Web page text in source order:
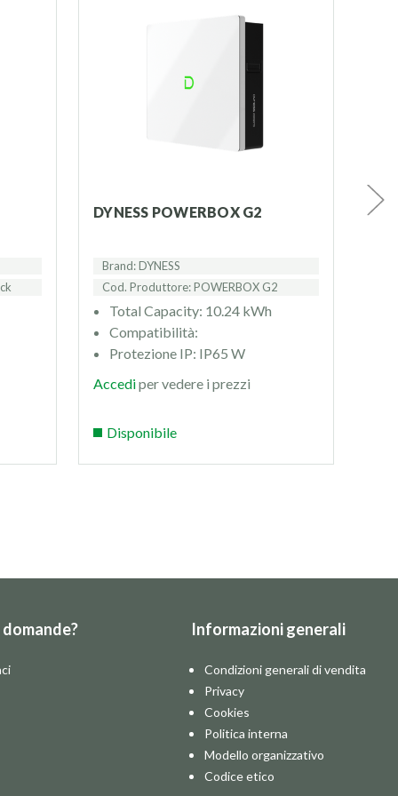
DYNESS POWERBOX G2
Brand: DYNESS
Cod. Produttore: POWERBOX G2
Total Capacity: 10.24 kWh
Compatibilità:
Protezione IP: IP65 W
Accediper vedere i prezzi
Disponibile
Informazioni generali
Condizioni generali di vendita
Privacy
Cookies
Politica interna
Modello organizzativo
Codice etico